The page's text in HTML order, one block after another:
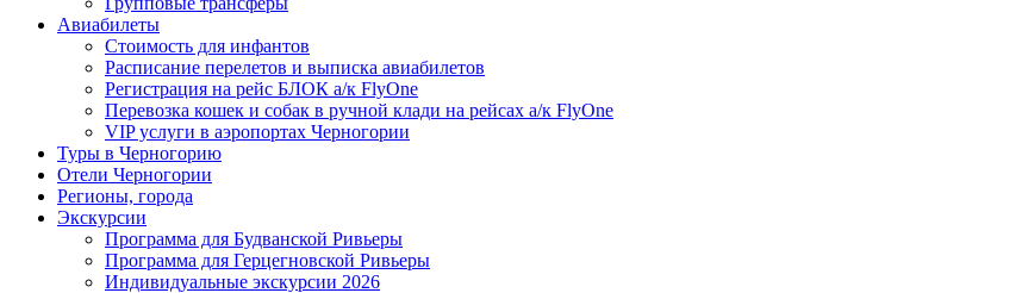
Авиабилеты
Стоимость для инфантов
Расписание перелетов и выписка авиабилетов
Регистрация на рейс БЛОК а/к FlyOne
Перевозка кошек и собак в ручной клади на рейсах а/к FlyOne
VIP услуги в аэропортах Черногории
Туры в Черногорию
Отели Черногории
Регионы, города
Экскурсии
Программа для Будванской Ривьеры
Программа для Герцегновской Ривьеры
Индивидуальные экскурсии 2026